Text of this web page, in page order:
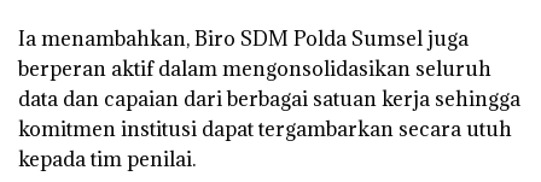
Ia menambahkan, Biro SDM Polda Sumsel juga
berperan aktif dalam mengonsolidasikan seluruh
data dan capaian dari berbagai satuan kerja sehingga
komitmen institusi dapat tergambarkan secara utuh
kepada tim penilai.